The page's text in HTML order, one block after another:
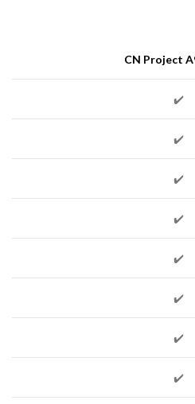
CN Project
✔️
✔️
✔️
✔️
✔️
✔️
✔️
✔️